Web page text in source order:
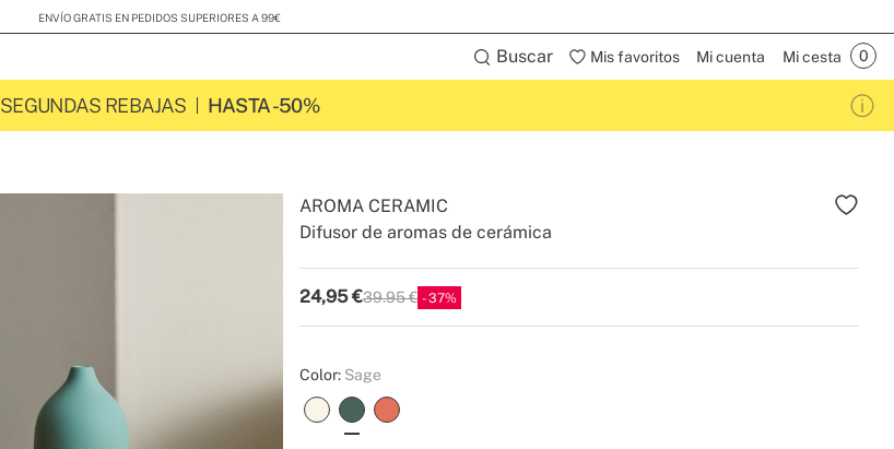
ENVÍO GRATIS EN PEDIDOS SUPERIORES A 99€
Buscar Mis favoritos Mi cuenta Mi cesta
SEGUNDAS REBAJAS HASTA -50%
Difusor de aromas de cerámica
AROMA CERAMIC
24,95 €P.V.P
39.95 € 37
Color: Sage